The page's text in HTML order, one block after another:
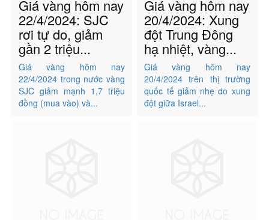
Giá vàng hôm nay
22/4/2024: SJC
rơi tự do, giảm
gần 2 triệu...
Giá vàng hôm nay
22/4/2024 trong nước vàng
SJC giảm mạnh 1,7 triệu
đồng (mua vào) và...
Giá vàng hôm nay
20/4/2024: Xung
đột Trung Đông
hạ nhiệt, vàng...
Giá vàng hôm nay
20/4/2024 trên thị trường
quốc tế giảm nhẹ do xung
đột giữa Israel...